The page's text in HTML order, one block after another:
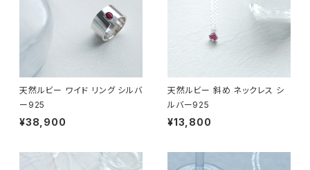
天然ルビー ワイド リング シルバ
ー925
¥38,900
天然ルビー 斜め ネックレス シ
ルバー925
¥13,800